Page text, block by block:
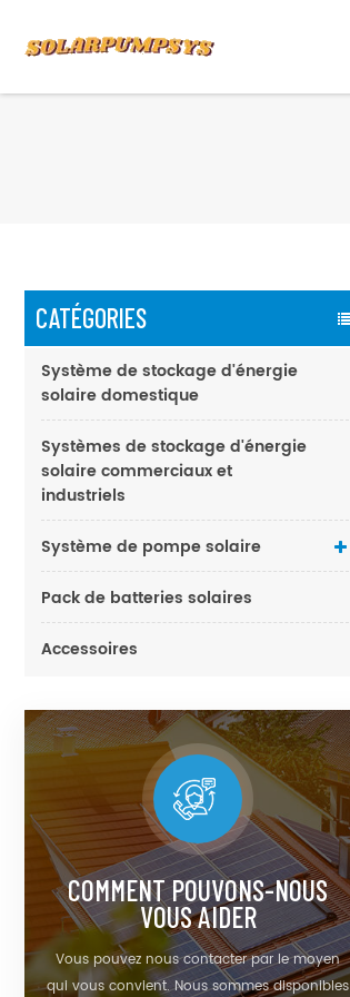
CATÉGORIES
Système de stockage d'énergie
solaire domestique
Systèmes de stockage d'énergie
solaire commerciaux et
industriels
Système de pompe solaire
Pack de batteries solaires
Accessoires
COMMENT POUVONS-NOUS
VOUS AIDER
Vous pouvez nous contacter par le moyen
qui vous convient. Nous sommes disponibles